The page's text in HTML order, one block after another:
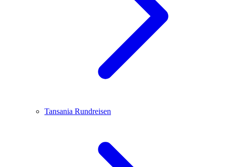
Tansania Rundreisen